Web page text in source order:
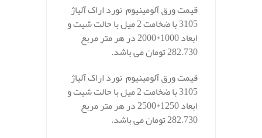
قیمت ورق آلومینیوم نورد اراک آلیاژ
3105 با ضخامت 2 میل با حالت شیت و
ابعاد 1000*2000 در هر متر مربع
282.730 تومان می باشد.
قیمت ورق آلومینیوم نورد اراک آلیاژ
3105 با ضخامت 2 میل با حالت شیت و
ابعاد 1250*2500 در هر متر مربع
282.730 تومان می باشد.